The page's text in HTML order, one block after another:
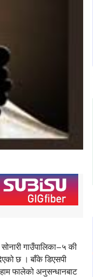
गाउँपालिका–५ की
छ । बाँके डिएसपी
फालेको अनुसन्धानबाट